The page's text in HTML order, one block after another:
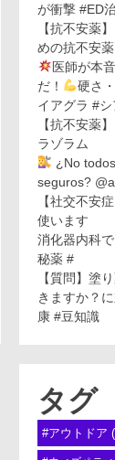
が衝撃 #ED
【抗不安薬
めの抗不安
医師が本
だ！
硬さ
イアグラ #
【抗不安薬
ラゾラム
¿No
seguros?
【社交不安
使います
消化器内科
秘薬 #
【質問】塗
きますか？
康 #豆知識
タグ
#アウトドア